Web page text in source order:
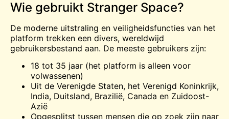
Wie gebruikt Stranger Space?
De moderne uitstraling en veiligheidsfuncties van het
platform trekken een divers, wereldwijd
gebruikersbestand aan. De meeste gebruikers zijn:
18 tot 35 jaar (het platform is alleen voor
volwassenen)
Uit de Verenigde Staten, het Verenigd Koninkrijk,
India, Duitsland, Brazilië, Canada en Zuidoost-
Azië
Opgesplitst tussen mensen die op zoek zijn naar